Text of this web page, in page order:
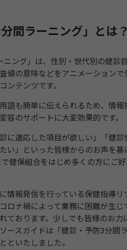
分間ラーニング」とは
ング」は、性別・世代別の健診
値の意味などをアニメーションで
ンテンツです。
語も簡単に伝えられるため、情報
変容のサポートに大変効果的です
に適応した項目が欲しい」「健診
い」といった皆様からのお声を基
健保組合をはじめ多くの方にご
情報発信を行っている保健指導リ
ロナ禍によって業務に困難が生じ
ております。少しでも皆様のお力
ースガイドは「健診・予防3分間
といたしました。